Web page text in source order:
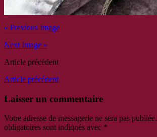
« Previous Image
Next Image »
Article précédent
Article précédent
Laisser un commentaire
Votre adresse de messagerie ne sera pas publiée.
obligatoires sont indiqués avec *